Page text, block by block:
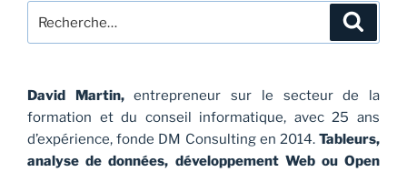
pour
David Martin,entrepreneur sur le secteur de la
formation et du conseil informatique, avec 25 ans
d’expérience, fonde DM Consulting en 2014. Tableurs,
analyse de données, développement Web ou Open